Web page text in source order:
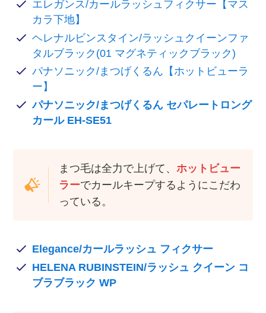
エレガンス/カールラッシュフィクサー【マス
カラ下地】
ヘレナルビンスタイン/ラッシュクイーンファ
タルブラック(01 マグネティックブラック)
パナソニック/まつげくるん【ホットビューラ
ー】
パナソニック/まつげくるん セパレートロング
カール EH-SE51
まつ毛は全力で上げて、 ホットビュー
ラーでカールキープするようにこだわ
っている。
Elegance/カールラッシュ フィクサー
HELENA RUBINSTEIN/ラッシュ クイーン コ
ブラブラック WP